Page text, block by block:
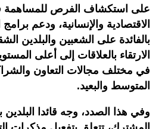
على استكشاف الفرص للمساهمة
الاقتصادية والإنسانية، ودعم برامج
بالفائدة على الشعبين والبلدين
الارتقاء بالعلاقات إلى أعلى
في مختلف مجالات التعاون
المتوسط والبعيد.
وفي هذا الصدد، وجه قائدا